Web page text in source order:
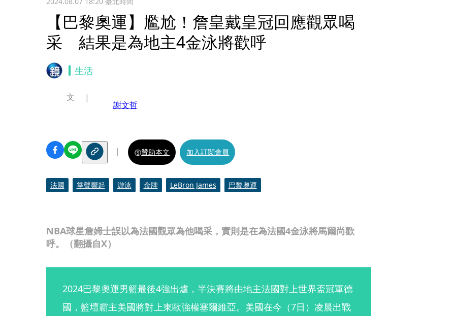
【巴黎奧運】尷尬！詹皇戴皇冠回應觀眾喝
采 結果是為地主4金泳將歡呼
生活
NBA球星詹姆士誤以為法國觀眾為他喝采，實則是在為法國4金泳將馬爾尚歡
呼。（翻攝自X）
文
謝文哲
贊助本文 加入訂閱會員
法國 掌聲響起 游泳 金牌 LeBron James 巴黎奧運
2024巴黎奧運男籃最後4強出爐，半決賽將由地主法國對上世界盃冠軍德
國，籃壇霸主美國將對上東歐強權塞爾維亞。美國在今（7日）凌晨出戰